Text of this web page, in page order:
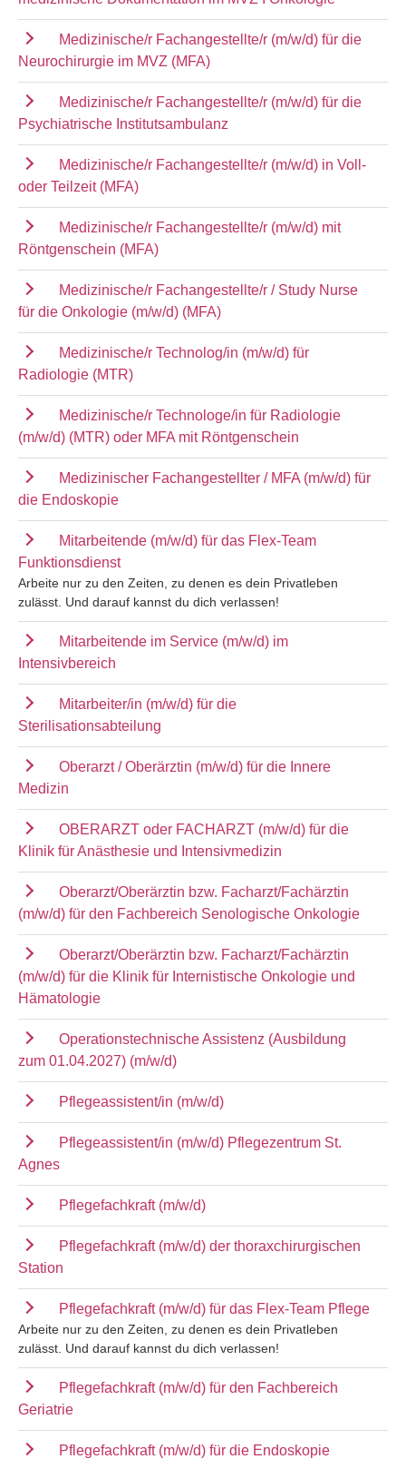
Medizinische/r Fachangestellte/r (m/w/d) für die
Neurochirurgie im MVZ (MFA)
Medizinische/r Fachangestellte/r (m/w/d) für die
Psychiatrische Institutsambulanz
Medizinische/r Fachangestellte/r (m/w/d) in Voll-
oder Teilzeit (MFA)
Medizinische/r Fachangestellte/r (m/w/d) mit
Röntgenschein (MFA)
Medizinische/r Fachangestellte/r / Study Nurse
für die Onkologie (m/w/d) (MFA)
Medizinische/r Technolog/in (m/w/d) für
Radiologie (MTR)
Medizinische/r Technologe/in für Radiologie
(m/w/d) (MTR) oder MFA mit Röntgenschein
Medizinischer Fachangestellter / MFA (m/w/d) für
die Endoskopie
Mitarbeitende (m/w/d) für das Flex-Team
Funktionsdienst
Arbeite nur zu den Zeiten, zu denen es dein Privatleben
zulässt. Und darauf kannst du dich verlassen!
Mitarbeitende im Service (m/w/d) im
Intensivbereich
Mitarbeiter/in (m/w/d) für die
Sterilisationsabteilung
Oberarzt / Oberärztin (m/w/d) für die Innere
Medizin
OBERARZT oder FACHARZT (m/w/d) für die
Klinik für Anästhesie und Intensivmedizin
Oberarzt/Oberärztin bzw. Facharzt/Fachärztin
(m/w/d) für den Fachbereich Senologische Onkologie
Oberarzt/Oberärztin bzw. Facharzt/Fachärztin
(m/w/d) für die Klinik für Internistische Onkologie und
Hämatologie
Operationstechnische Assistenz (Ausbildung
zum 01.04.2027) (m/w/d)
Pflegeassistent/in (m/w/d)
Pflegeassistent/in (m/w/d) Pflegezentrum St.
Agnes
Pflegefachkraft (m/w/d)
Pflegefachkraft (m/w/d) der thoraxchirurgischen
Station
Pflegefachkraft (m/w/d) für das Flex-Team Pflege
Arbeite nur zu den Zeiten, zu denen es dein Privatleben
zulässt. Und darauf kannst du dich verlassen!
Pflegefachkraft (m/w/d) für den Fachbereich
Geriatrie
Pflegefachkraft (m/w/d) für die Endoskopie